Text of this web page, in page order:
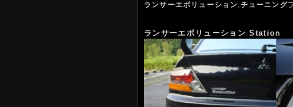
ランサーエボリューション,チューニング
ランサーエボリューション Station